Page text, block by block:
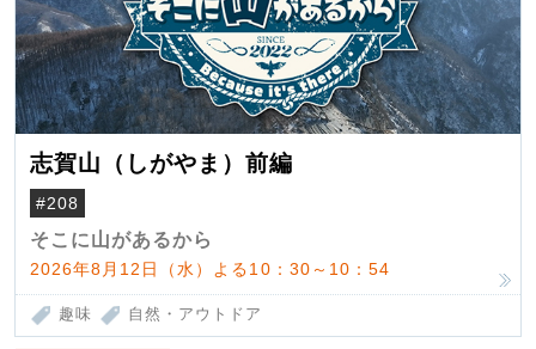
志賀山（しがやま）前編
#208
そこに山があるから
2026年8月12日（水）よる10：30～10：54
趣味 自然・アウトドア